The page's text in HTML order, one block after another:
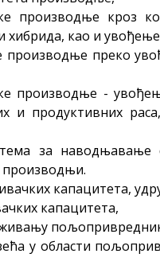
производње кроз
хибрида, као и
преко
производње -
и продуктивних
за
капацитета,
капацитета,
у области